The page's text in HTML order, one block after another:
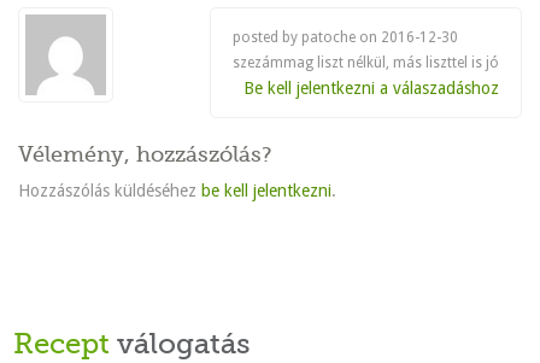
posted by patoche on 2016-12-30
szezámmag liszt nélkül, más liszttel is jó
Be kell jelentkezni a válaszadáshoz
Vélemény, hozzászólás?
Hozzászólás küldéséhez be kell jelentkezni.
Recept válogatás